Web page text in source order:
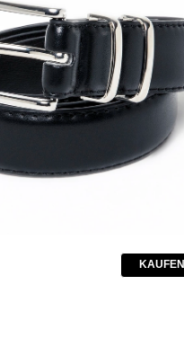
KAUFEN